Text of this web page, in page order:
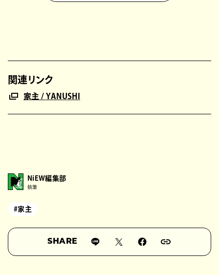
関連リンク
家主 / YANUSHI
NiEW編集部
執筆
#家主
SHARE